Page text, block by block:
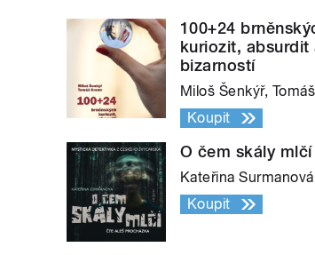
100+24
kuriozit, absurdit
bizarností
Miloš Šenkýř,
Koupit
O čem skály mlčí
Kateřina Surmanová
Koupit